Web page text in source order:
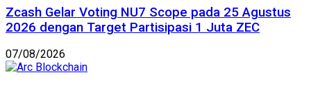
Zcash Gelar Voting NU7 Scope pada 25 Agustus
2026 dengan Target Partisipasi 1 Juta ZEC
07/08/2026